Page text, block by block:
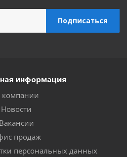
информация
Новости
Вакансии
продаж
персональных данных